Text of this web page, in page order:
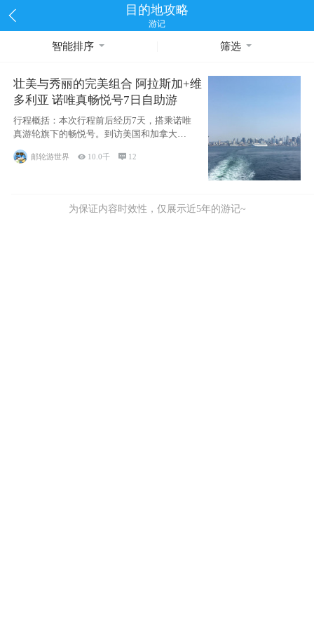
目的地攻略
游记
智能排序 筛选
壮美与秀丽的完美组合 阿拉斯加+维
多利亚 诺唯真畅悦号7日自助游
行程概括：本次行程前后经历7天，搭乘诺唯
真游轮旗下的畅悦号。到访美国和加拿大的4
个州/省：美国华盛顿州
邮轮游世界  10.0千  12
为保证内容时效性，仅展示近5年的游记~